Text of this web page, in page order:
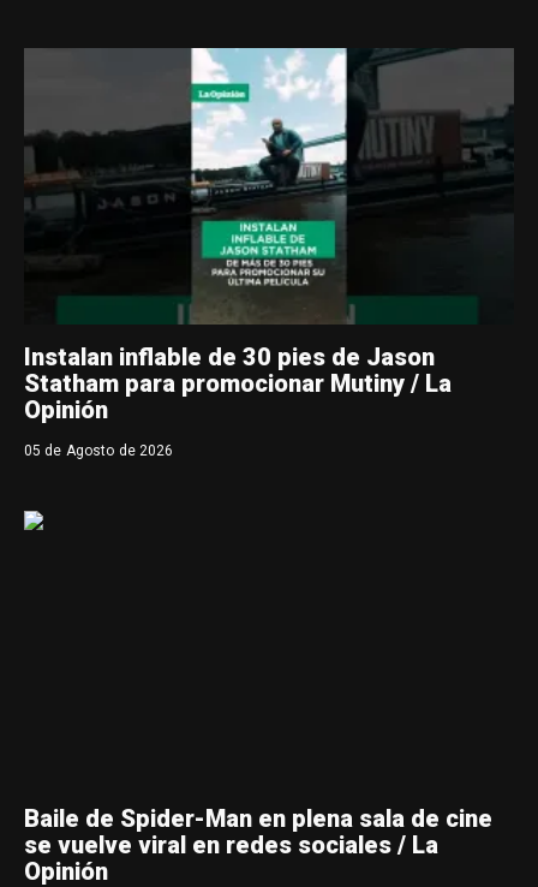
Instalan inflable de 30 pies de Jason
Statham para promocionar Mutiny / La
Opinión
05 de Agosto de 2026
Baile de Spider-Man en plena sala de cine
se vuelve viral en redes sociales / La
Opinión